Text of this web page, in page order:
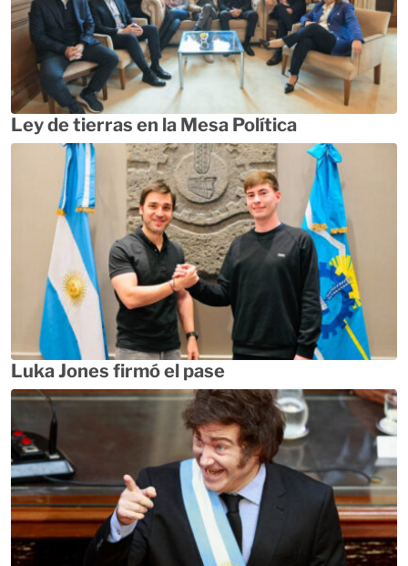
Ley de tierras en la Mesa Política
Luka Jones firmó el pase